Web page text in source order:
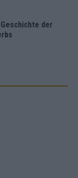
der